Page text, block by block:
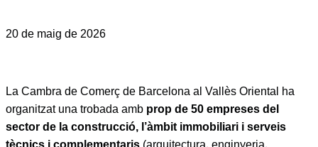
20 de maig de 2026
La Cambra de Comerç de Barcelona al Vallès Oriental ha
organitzat una trobada amb prop de 50 empreses del
sector de la construcció, l’àmbit immobiliari i serveis
tècnics i complementaris (arquitectura, enginyeria,